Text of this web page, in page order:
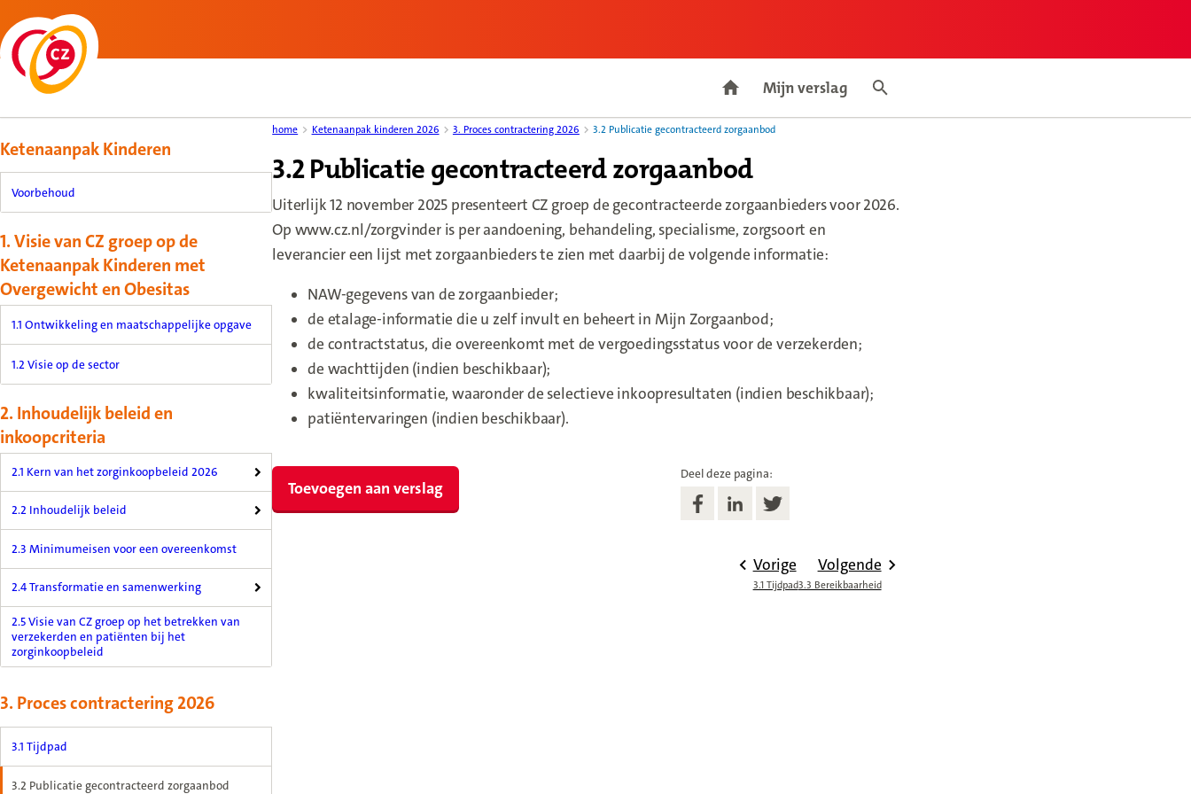
Back to homepage
Go to homepage
Mijn verslag Search articles
home Ketenaanpak kinderen 2026 3. Proces contractering 2026 3.2 Publicatie gecontracteerd zorgaanbod
3.2 Publicatie gecontracteerd zorgaanbod
Uiterlijk 12 november 2025 presenteert CZ groep de gecontracteerde zorgaanbieders voor 2026.
Op www.cz.nl/zorgvinder is per aandoening, behandeling, specialisme, zorgsoort en
leverancier een lijst met zorgaanbieders te zien met daarbij de volgende informatie:
NAW-gegevens van de zorgaanbieder;
de etalage-informatie die u zelf invult en beheert in Mijn Zorgaanbod;
de contractstatus, die overeenkomt met de vergoedingsstatus voor de verzekerden;
de wachttijden (indien beschikbaar);
kwaliteitsinformatie, waaronder de selectieve inkoopresultaten (indien beschikbaar);
patiëntervaringen (indien beschikbaar).
Toevoegen aan verslag
Deel deze pagina:
Volgende
3.3 Bereikbaarheid
Vorige
3.1 Tijdpad
Content menu, selecting an article item reloads the page.
Ketenaanpak Kinderen
Voorbehoud
1. Visie van CZ groep op de
Ketenaanpak Kinderen met
Overgewicht en Obesitas
1.1 Ontwikkeling en maatschappelijke opgave
1.2 Visie op de sector
2. Inhoudelijk beleid en
inkoopcriteria
2.1 Kern van het zorginkoopbeleid 2026
2.2 Inhoudelijk beleid
2.3 Minimumeisen voor een overeenkomst
2.4 Transformatie en samenwerking
2.5 Visie van CZ groep op het betrekken van
verzekerden en patiënten bij het
zorginkoopbeleid
3. Proces contractering 2026
3.1 Tijdpad
3.2 Publicatie gecontracteerd zorgaanbod